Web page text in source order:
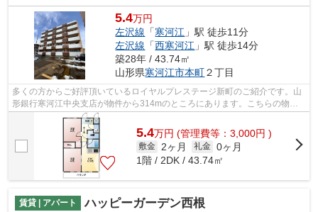
5.4万円
左沢線 「寒河江 」駅 徒歩11分
左沢線 「西寒河江 」駅 徒歩14分
築28年 / 43.74㎡
山形県寒河江市本町２丁目
多くの方からご好評頂いているロイヤルプレステージ新町のご紹介です。山
形銀行寒河江中央支店が物件から314mのところにあります。こちらの物件
はアパートです。お使いいただける駅は2...
5.4万円 (管理費等：3,000円 )
敷金 2ヶ月 礼金 0ヶ月
1階 / 2DK / 43.74㎡
賃貸 | アパート ハッピーガーデン西根